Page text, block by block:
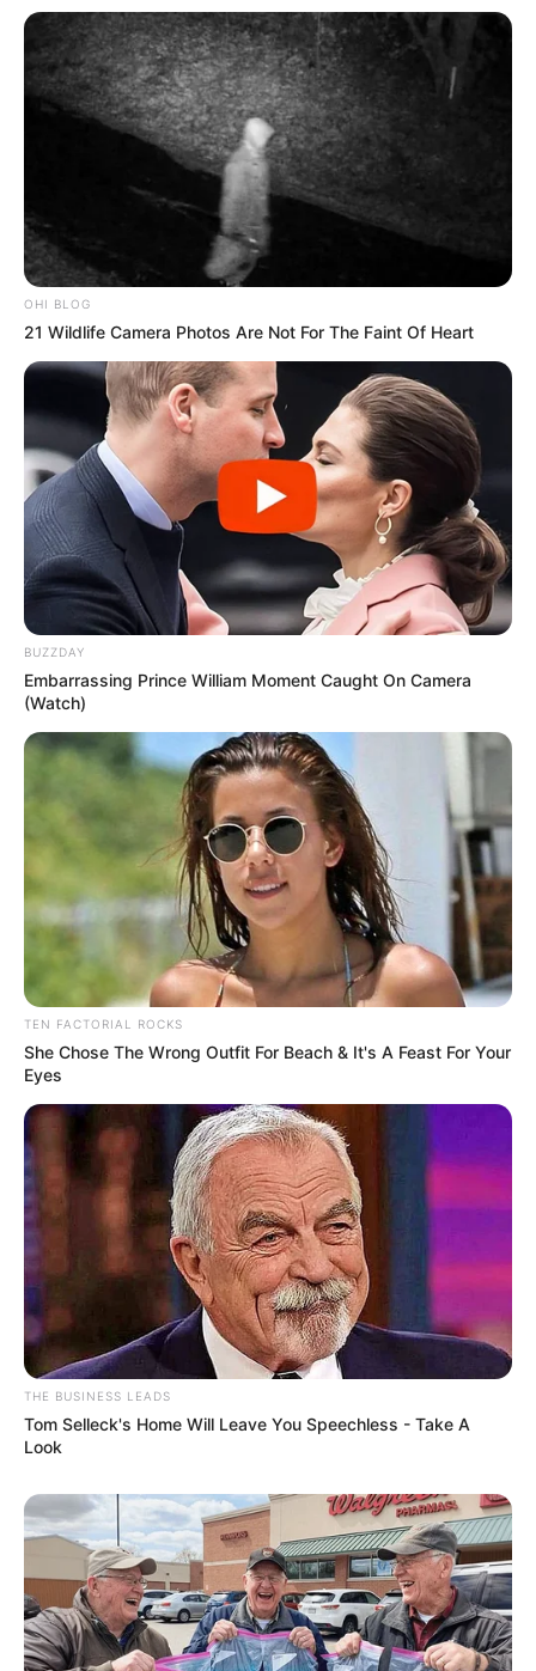
Kauf- und Lesetipps:Reiseführer Baden-Baden
Hotel Baden-Badenhierbuchen
Puzzle von hier
Hier kann auch eine
Veranstaltung für Überlingen
eingetragenwerden, ebenso für alle weiteren Städte und
Gemeinden.
Lage der Lichtentaler Allee in Baden-Baden:
Markierte Position der Lichtentaler Allee in Baden-Baden
auf dem Stadtplan bzw. der Landkarte von
OpenStreetMap:
Lageplan als größere Karte zeigen
Deutschlandweit Veranstaltung kostenlos
eintragen:
Bilderfreigabe: Die Bilder dieser Seite dürfen unter
bestimmten Bedingungen für private und kommerzielle
Zwecke kostenlos benutzt werden. Weiteres siehe
Bilderfreigabe
bei der Tier- und Pflanzenzucht anwenden, hatte
Charles Darwin 1858 der universitären Welt gelehrt. Die
mussten die Abstammungslehre ja endlich auch mal
lernen.
weitere Kalauer
OHI BLOG
21 Wildlife Camera Photos Are Not For The Faint Of Heart
BUZZDAY
Embarrassing Prince William Moment Caught On Camera
(Watch)
TEN FACTORIAL ROCKS
She Chose The Wrong Outfit For Beach & It's A Feast For Your
Eyes
THE BUSINESS LEADS
Tom Selleck's Home Will Leave You Speechless - Take A
Look